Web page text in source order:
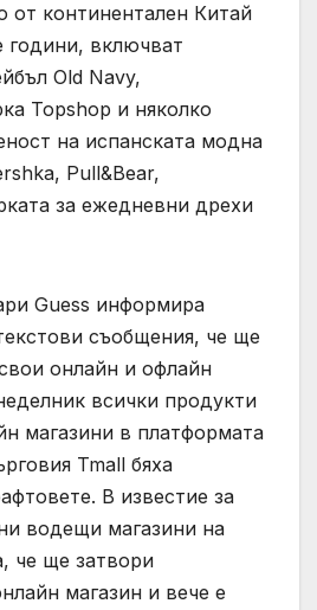
от континентален Китай
години, включват
Old Navy,
Topshop и няколко
на испанската модна
Pull&Bear,
за ежедневни дрехи
Guess информира
съобщения, че ще
онлайн и офлайн
всички продукти
магазини в платформата
Tmall бяха
В известие за
водещи магазини на
че ще затвори
магазин и вече е